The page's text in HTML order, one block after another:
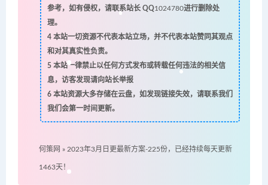
参考，如有侵权，请联系站长 QQ1024780进行删除处
理。
4本站一切资源不代表本站立场，并不代表本站赞同其观点
和对其真实性负责。
5本站一律禁止以任何方式发布或转载任何违法的相关信
息，访客发现请向站长举报
6本站资源大多存储在云盘，如发现链接失效，请联系我们
我们会第一时间更新。
何策网 » 2023年3月日更最新方案-225份，已经持续每天更新
1463天！